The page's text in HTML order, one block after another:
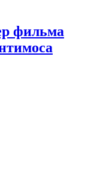
фильма